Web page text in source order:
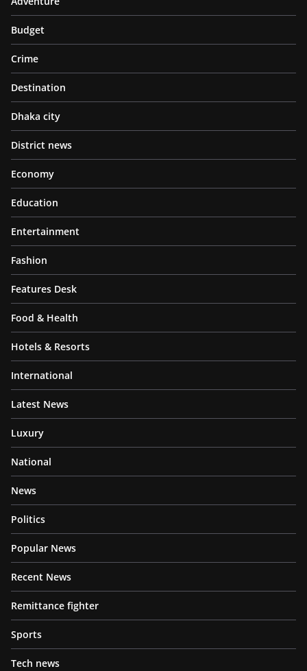
Budget
Crime
Destination
Dhaka city
District news
Economy
Education
Entertainment
Fashion
Features Desk
Food & Health
Hotels & Resorts
International
Latest News
Luxury
National
News
Politics
Popular News
Recent News
Remittance fighter
Sports
Tech news